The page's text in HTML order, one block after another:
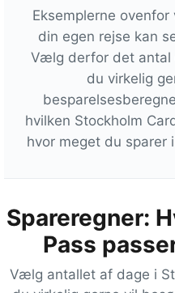
Eksemplerne
din egen rejse kan
Vælg derfor det antal
du virkelig
hvilken Stockholm
hvor meget du sparer
Spareregner:
Pass
Vælg antallet af dage i